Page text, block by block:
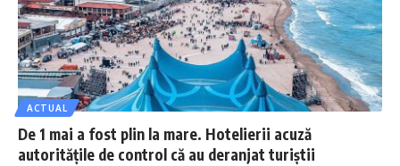
ACTUAL
De 1 mai a fost plin la mare. Hotelierii acuză
autoritățile de control că au deranjat turiștii